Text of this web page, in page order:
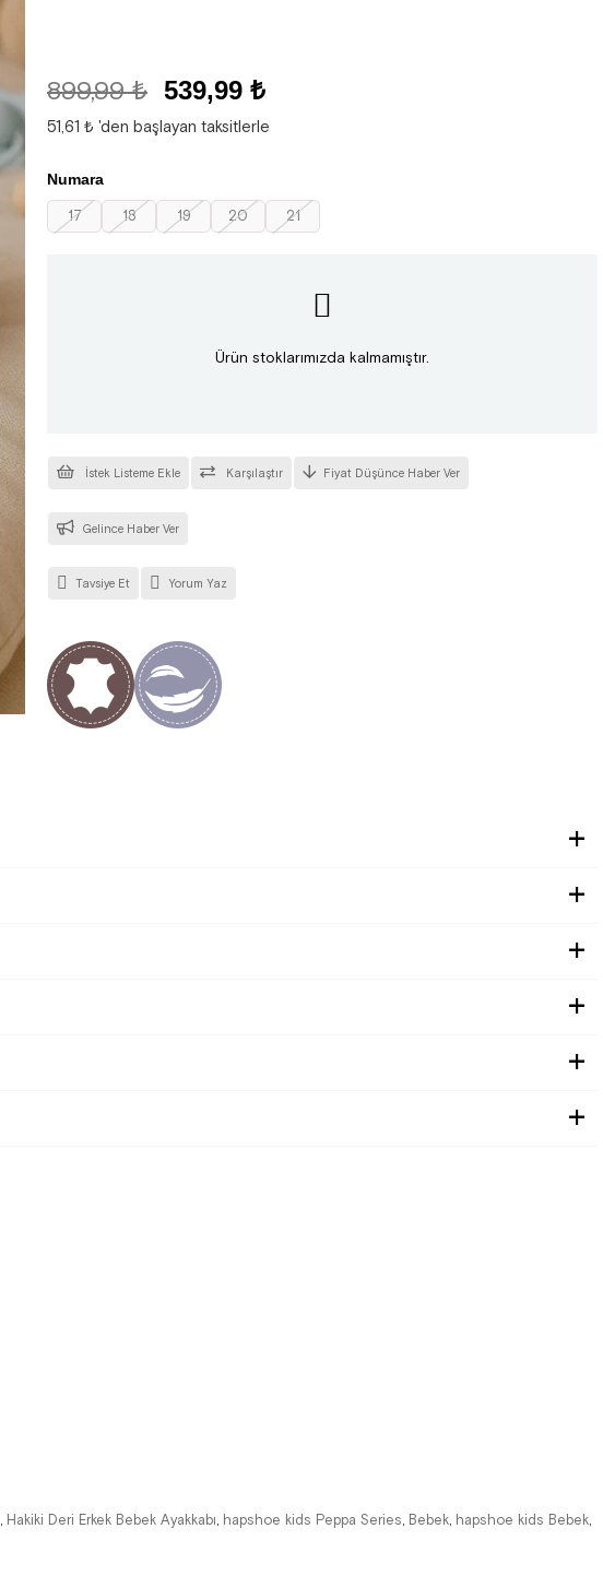
899,99 ₺ 539,99 ₺
51,61 ₺ 'den başlayan taksitlerle
Numara
17 18 19 20 21
Ürün stoklarımızda kalmamıştır.
İstek Listeme Ekle Karşılaştır Fiyat Düşünce Haber Ver
Gelince Haber Ver
Tavsiye Et Yorum Yaz
, Hakiki Deri Erkek Bebek Ayakkabı, hapshoe kids Peppa Series, Bebek, hapshoe kids Bebek,